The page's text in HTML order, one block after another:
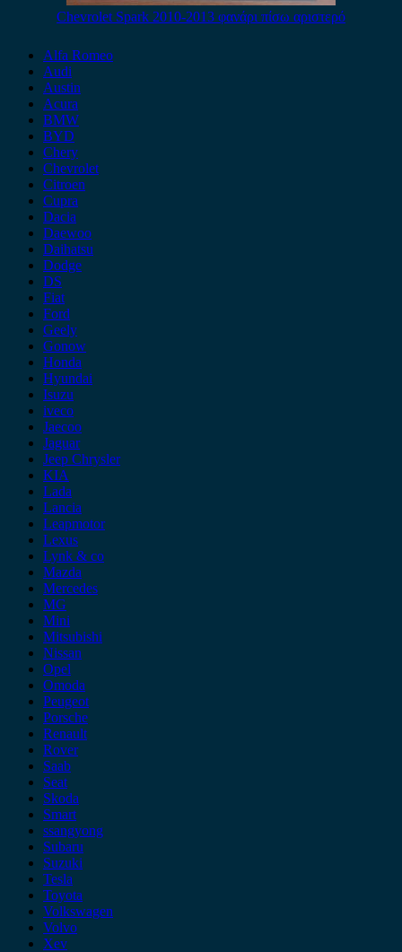
Chevrolet Spark 2010-2013 φανάρι πίσω αριστερό
Alfa Romeo
Audi
Austin
Acura
BMW
BYD
Chery
Chevrolet
Citroen
Cupra
Dacia
Daewoo
Daihatsu
Dodge
DS
Fiat
Ford
Geely
Gonow
Honda
Hyundai
Isuzu
iveco
Jaecoo
Jaguar
Jeep Chrysler
KIA
Lada
Lancia
Leapmotor
Lexus
Lynk & co
Mazda
Mercedes
MG
Mini
Mitsubishi
Nissan
Opel
Omoda
Peugeot
Porsche
Renault
Rover
Saab
Seat
Skoda
Smart
ssangyong
Subaru
Suzuki
Tesla
Toyota
Volkswagen
Volvo
Xev